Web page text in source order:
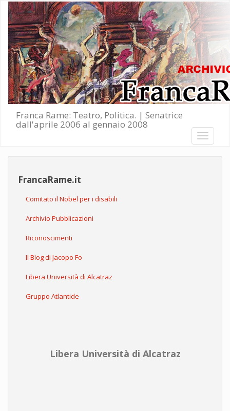
Salta al contenuto principale
Franca Rame: Teatro, Politica. | Senatrice
dall'aprile 2006 al gennaio 2008
Toggle
FrancaRame.it
Comitato il Nobel per i disabili
Archivio Pubblicazioni
Riconoscimenti
Il Blog di Jacopo Fo
Libera Università di Alcatraz
Gruppo Atlantide
Libera Università di Alcatraz